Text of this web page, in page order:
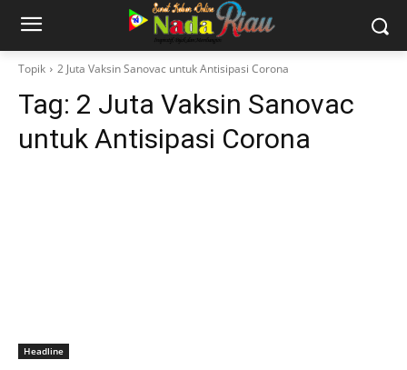
Topik 2 Juta Vaksin Sanovac untuk Antisipasi Corona
Tag: 2 Juta Vaksin Sanovac
untuk Antisipasi Corona
Headline